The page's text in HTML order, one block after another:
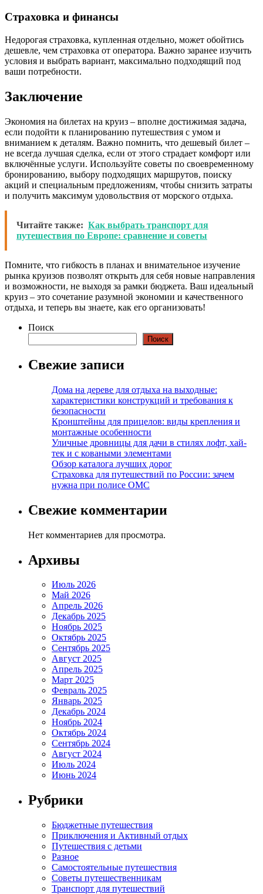
Страховка и финансы
Недорогая страховка, купленная отдельно, может обойтись
дешевле, чем страховка от оператора. Важно заранее изучить
условия и выбрать вариант, максимально подходящий под
ваши потребности.
Заключение
Экономия на билетах на круиз – вполне достижимая задача,
если подойти к планированию путешествия с умом и
вниманием к деталям. Важно помнить, что дешевый билет –
не всегда лучшая сделка, если от этого страдает комфорт или
включённые услуги. Используйте советы по своевременному
бронированию, выбору подходящих маршрутов, поиску
акций и специальным предложениям, чтобы снизить затраты
и получить максимум удовольствия от морского отдыха.
Читайте также: Как выбрать транспорт для
путешествия по Европе: сравнение и советы
Помните, что гибкость в планах и внимательное изучение
рынка круизов позволят открыть для себя новые направления
и возможности, не выходя за рамки бюджета. Ваш идеальный
круиз – это сочетание разумной экономии и качественного
отдыха, и теперь вы знаете, как его организовать!
Поиск
Поиск
Свежие записи
Дома на дереве для отдыха на выходные:
характеристики конструкций и требования к
безопасности
Кронштейны для прицелов: виды крепления и
монтажные особенности
Уличные дровницы для дачи в стилях лофт, хай-
тек и с коваными элементами
Обзор каталога лучших дорог
Страховка для путешествий по России: зачем
нужна при полисе ОМС
Свежие комментарии
Нет комментариев для просмотра.
Архивы
Июль 2026
Май 2026
Апрель 2026
Декабрь 2025
Ноябрь 2025
Октябрь 2025
Сентябрь 2025
Август 2025
Апрель 2025
Март 2025
Февраль 2025
Январь 2025
Декабрь 2024
Ноябрь 2024
Октябрь 2024
Сентябрь 2024
Август 2024
Июль 2024
Июнь 2024
Рубрики
Бюджетные путешествия
Приключения и Активный отдых
Путешествия с детьми
Разное
Самостоятельные путешествия
Советы путешественникам
Транспорт для путешествий